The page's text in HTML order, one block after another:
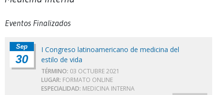
Eventos Finalizados
Sep
30
I Congreso latinoamericano de medicina del
estilo de vida
TÉRMINO: 03 OCTUBRE 2021
LUGAR: FORMATO ONLINE
ESPECIALIDAD: MEDICINA INTERNA